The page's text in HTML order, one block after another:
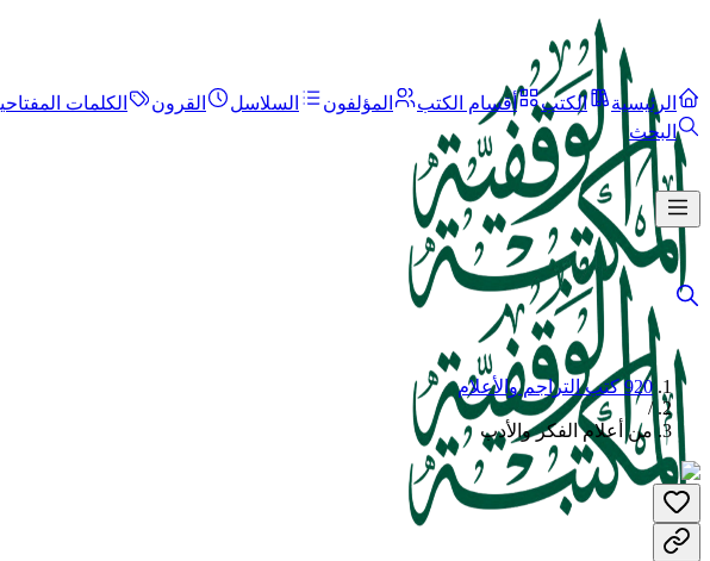
الرئيسية الكتب أقسام الكتب المؤلفون السلاسل القرون الكلمات
البحث
920 كتب التراجم والأعلام
/
من أعلام الفكر والأدب